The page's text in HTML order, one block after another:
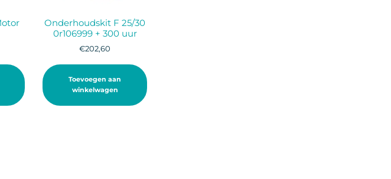
Onderhoudskit F 25/30
0r106999 + 300 uur
€202,60
Toevoegen aan
winkelwagen